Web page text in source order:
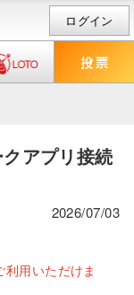
ログイン
アプリ接続
2026/07/03
用いただけま